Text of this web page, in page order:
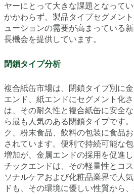
ヤーにとって大きな課題となって
かかわらず、製品タイプセグメン
ューションの需要が高まっている
長機会を提供しています。
閉鎖タイプ分析
複合紙缶市場は、閉鎖タイプ別に
エンド、紙エンドにセグメント化
は、その耐久性と複合紙缶に安全
ら最も人気のある閉鎖タイプです
ク、粉末食品、飲料の包装に食品
されています。便利で持続可能な
増加が、金属エンドの採用を促進
チックエンドは、その軽量性とコ
ソナルケアおよび化粧品業界で人
ドも、その環境に優しい性質から